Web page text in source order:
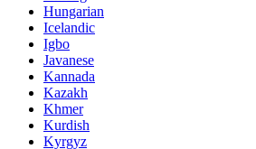
Hungarian
Icelandic
Igbo
Javanese
Kannada
Kazakh
Khmer
Kurdish
Kyrgyz